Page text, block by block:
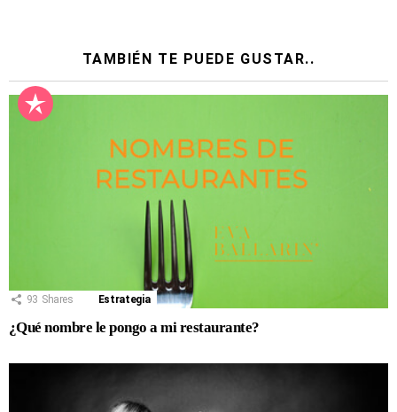
TAMBIÉN TE PUEDE GUSTAR..
93 Shares Estrategia
¿Qué nombre le pongo a mi restaurante?